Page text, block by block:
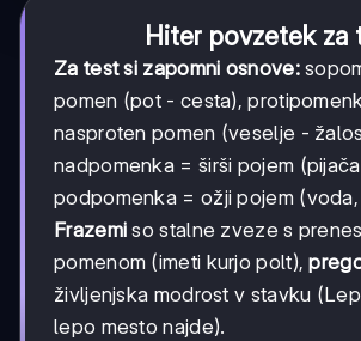
Hiter povzetek za
Za test si zapomni osnove:
pomen (pot - cesta),
nasproten pomen (veselje -
nadpomenka = širši pojem
podpomenka = ožji pojem
Frazemi so stalne zveze s
pomenom (imeti kurjo polt),
življenjska modrost v stavku
lepo mesto najde).